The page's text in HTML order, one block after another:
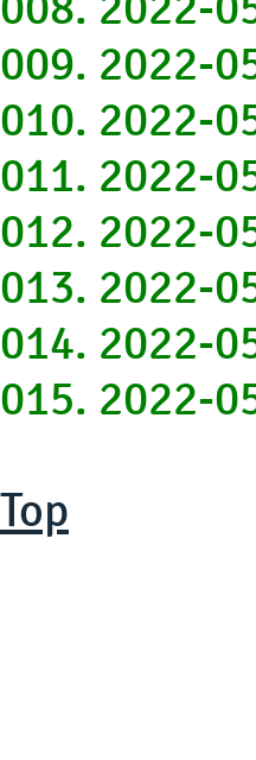
009. 2022-
010. 2022-
011. 2022-
012. 2022-
013. 2022-
014. 2022-
015. 2022-
Top